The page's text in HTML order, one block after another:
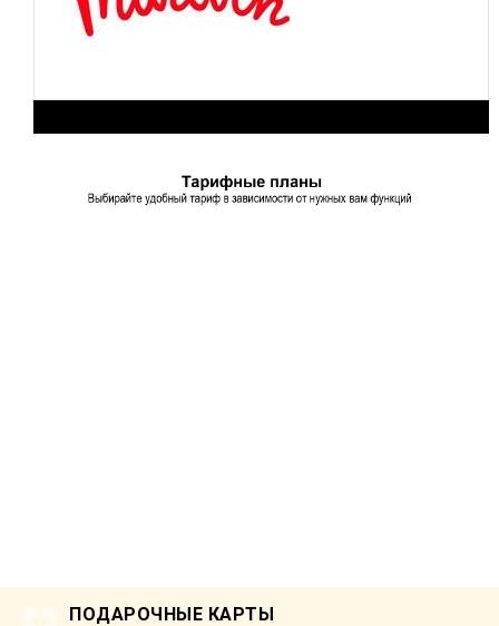
ПОДАРОЧНЫЕ КАРТЫ